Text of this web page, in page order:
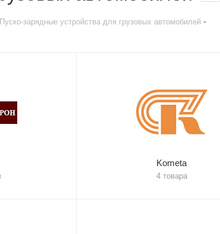
Пуско-зарядные устройства для грузовых автомобилей
Kometa
4 товара